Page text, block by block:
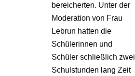
bereicherten. Unter der
Moderation von Frau
Lebrun hatten die
Schülerinnen und
Schüler schließlich zwei
Schulstunden lang Zeit